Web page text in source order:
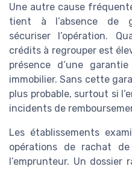
Une autre cause
tient à l’absence de
sécuriser l’opération.
crédits à regrouper est
présence d’une
immobilier. Sans cette
plus probable, surtout si
incidents de
Les établissements
opérations de rachat
l’emprunteur. Un